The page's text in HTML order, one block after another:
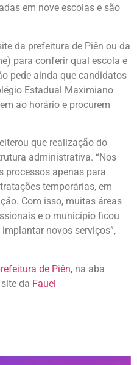
em nove escolas e são
da prefeitura de Piên ou da
para conferir qual escola e
pede ainda que candidatos
Estadual Maximiano
ao horário e procurem
que realização do
administrativa. “Nos
processos apenas para
temporárias, em
Com isso, muitas áreas
e o município ficou
novos serviços”,
de Piên, na aba
da Fauel